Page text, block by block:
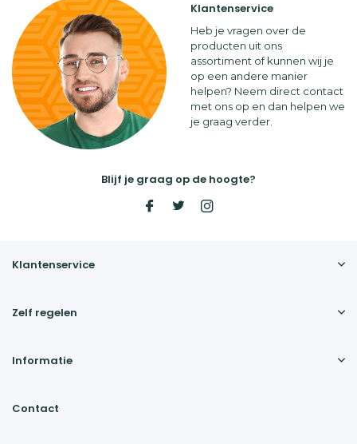
Klantenservice
Heb je vragen over de
producten uit ons
assortiment of kunnen wij je
op een andere manier
helpen? Neem direct contact
met ons op en dan helpen we
je graag verder.
Blijf je graag op de hoogte?
Klantenservice
Zelf regelen
Informatie
Contact